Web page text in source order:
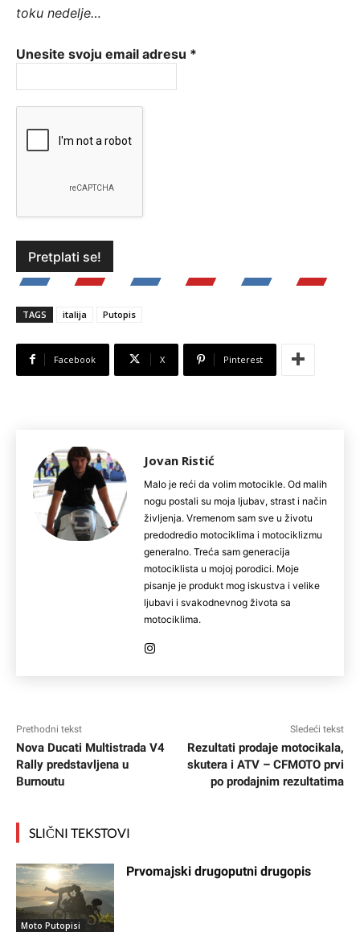
toku nedelje…
Unesite svoju email adresu *
TAGS italija Putopis
Facebook X Pinterest
Jovan Ristić
Malo je reći da volim motocikle. Od malih
nogu postali su moja ljubav, strast i način
življenja. Vremenom sam sve u životu
predodredio motociklima i motociklizmu
generalno. Treća sam generacija
motociklista u mojoj porodici. Moje
pisanje je produkt mog iskustva i velike
ljubavi i svakodnevnog života sa
motociklima.
Prethodni tekst
Nova Ducati Multistrada V4
Rally predstavljena u
Burnoutu
Sledeći tekst
Rezultati prodaje motocikala,
skutera i ATV – CFMOTO prvi
po prodajnim rezultatima
SLIČNI TEKSTOVI
Moto Putopisi
Prvomajski drugoputni drugopis